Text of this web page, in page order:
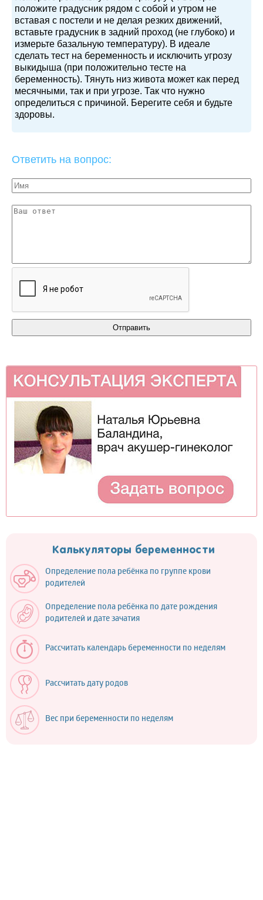
положите градусник рядом с собой и утром не
вставая с постели и не делая резких движений,
вставьте градусник в задний проход (не глубоко) и
измерьте базальную температуру). В идеале
сделать тест на беременность и исключить угрозу
выкидыша (при положительно тесте на
беременность). Тянуть низ живота может как перед
месячными, так и при угрозе. Так что нужно
определиться с причиной. Берегите себя и будьте
здоровы.
Ответить на вопрос:
Калькуляторы беременности
Определение пола ребёнка по группе крови
родителей
Определение пола ребёнка по дате рождения
родителей и дате зачатия
Рассчитать календарь беременности по неделям
Рассчитать дату родов
Вес при беременности по неделям